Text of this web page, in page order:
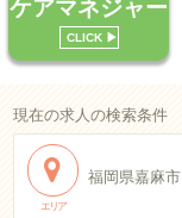
ケアマネジャー
CLICK ▶︎
現在の求人の検索条件
エリア
福岡県嘉麻市